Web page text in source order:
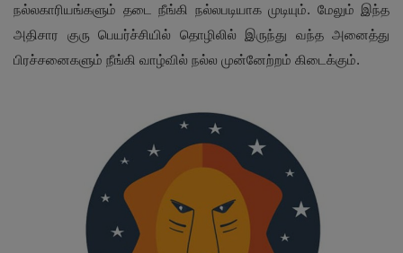
நல்லகாரியங்களும் தடை நீங்கி நல்லபடியாக முடியும். மேலும் இந்த
அதிசார குரு பெயர்ச்சியில் தொழிலில் இருந்து வந்த அனைத்து
பிரச்சனைகளும் நீங்கி வாழ்வில் நல்ல முன்னேற்றம் கிடைக்கும்.